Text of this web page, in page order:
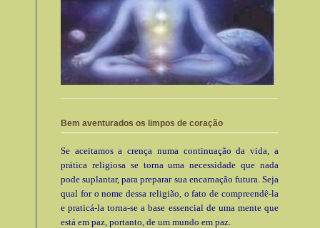
Bem aventurados os limpos de coração
Se aceitamos a crença numa continuação da vida, a
prática religiosa se torna uma necessidade que nada
pode suplantar, para preparar sua encarnação futura. Seja
qual for o nome dessa religião, o fato de compreendê-la
e praticá-la torna-se a base essencial de uma mente que
está em paz, portanto, de um mundo em paz.